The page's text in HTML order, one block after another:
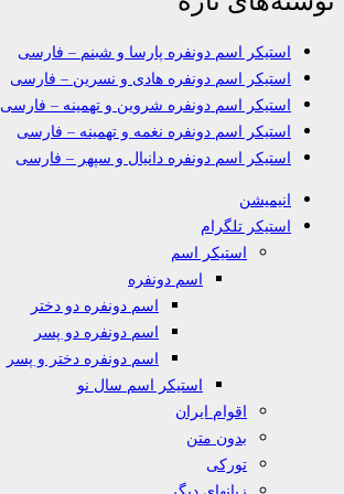
استیکر اسم دونفره پارسا و شبنم – فارسی
استیکر اسم دونفره هادی و نسرین – فارسی
استیکر اسم دونفره شروین و تهمینه – فارسی
استیکر اسم دونفره نغمه و تهمینه – فارسی
استیکر اسم دونفره دانیال و سپهر – فارسی
انیمیشن
استیکر تلگرام
استیکر اسم
اسم دونفره
اسم دونفره دو دختر
اسم دونفره دو پسر
اسم دونفره دختر و پسر
استیکر اسم سال نو
اقوام ایران
بدون متن
تورکی
زبانهای دیگر